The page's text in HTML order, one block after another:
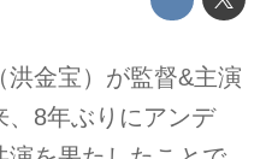
金宝）が監督&主演
、8年ぶりにアンデ